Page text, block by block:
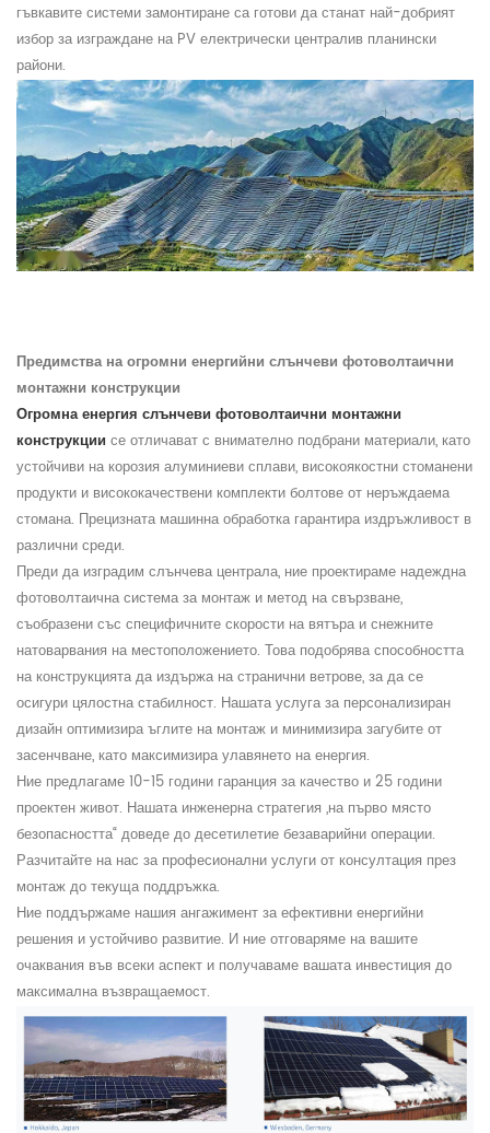
гъвкавите системи замонтиранеса готови да станат най-добрият
избор за изграждане на PVелектрически централив планински
райони.
Предимства на огромни енергийни слънчеви фотоволтаични
монтажни конструкции
Огромна енергия слънчеви фотоволтаични монтажни
конструкции се отличават с внимателно подбрани материали, като
устойчиви на корозия алуминиеви сплави, високоякостни стоманени
продукти и висококачествени комплекти болтове от неръждаема
стомана. Прецизната машинна обработка гарантира издръжливост в
различни среди.
Преди да изградим слънчева централа, ние проектираме надеждна
фотоволтаична система за монтаж и метод на свързване,
съобразени със специфичните скорости на вятъра и снежните
натоварвания на местоположението. Това подобрява способността
на конструкцията да издържа на странични ветрове, за да се
осигури цялостна стабилност. Нашата услуга за персонализиран
дизайн оптимизира ъглите на монтаж и минимизира загубите от
засенчване, като максимизира улавянето на енергия.
Ние предлагаме 10-15 години гаранция за качество и 25 години
проектен живот. Нашата инженерна стратегия „на първо място
безопасността“ доведе до десетилетие безаварийни операции.
Разчитайте на нас за професионални услуги от консултация през
монтаж до текуща поддръжка.
Ние поддържаме нашия ангажимент за ефективни енергийни
решения и устойчиво развитие. И ние отговаряме на вашите
очаквания във всеки аспект и получаваме вашата инвестиция до
максимална възвращаемост.